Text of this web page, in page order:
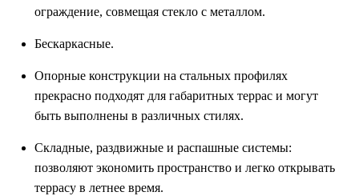
ограждение, совмещая стекло с металлом.
Бескаркасные.
Опорные конструкции на стальных профилях
прекрасно подходят для габаритных террас и могут
быть выполнены в различных стилях.
Складные, раздвижные и распашные системы:
позволяют экономить пространство и легко открывать
террасу в летнее время.